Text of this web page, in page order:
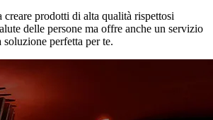
prodotti di alta qualità rispettosi
delle persone ma offre anche un servizio
soluzione perfetta per te.